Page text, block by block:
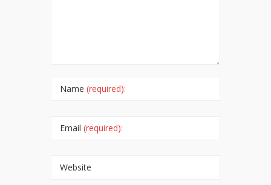
Name (required):
Email (required):
Website